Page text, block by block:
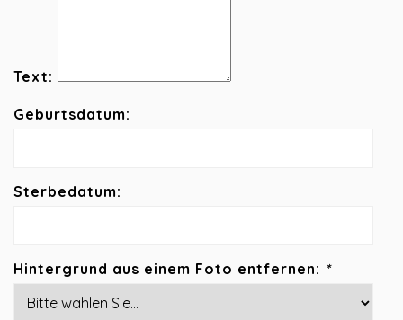
Text:
Geburtsdatum:
Sterbedatum:
Hintergrund aus einem Foto entfernen: *